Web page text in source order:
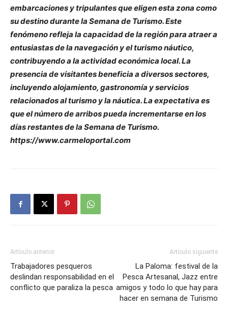
embarcaciones y tripulantes que eligen esta zona como
su destino durante la Semana de Turismo. Este
fenómeno refleja la capacidad de la región para atraer a
entusiastas de la navegación y el turismo náutico,
contribuyendo a la actividad económica local. La
presencia de visitantes beneficia a diversos sectores,
incluyendo alojamiento, gastronomía y servicios
relacionados al turismo y la náutica. La expectativa es
que el número de arribos pueda incrementarse en los
días restantes de la Semana de Turismo.
https://www.carmeloportal.com
Artículo anterior
Trabajadores pesqueros
deslindan responsabilidad en el
conflicto que paraliza la pesca
Artículo siguiente
La Paloma: festival de la
Pesca Artesanal, Jazz entre
amigos y todo lo que hay para
hacer en semana de Turismo